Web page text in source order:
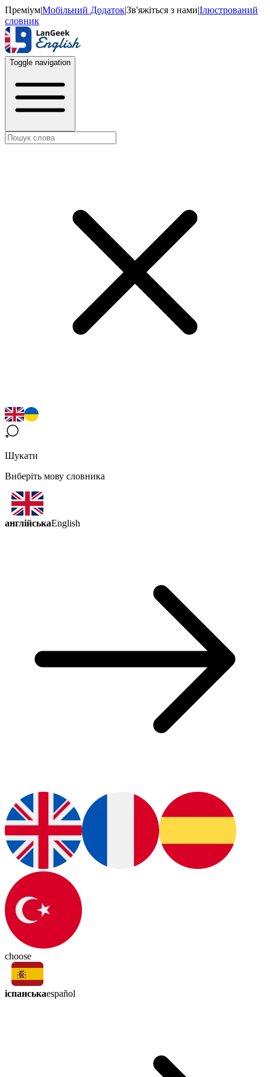
Преміум|Мобільний Додаток|Зв'яжіться з нами|Ілюстрований
словник
Toggle navigation
Шукати
Виберіть мову словника
англійськаEnglish
choose
іспанськаespañol